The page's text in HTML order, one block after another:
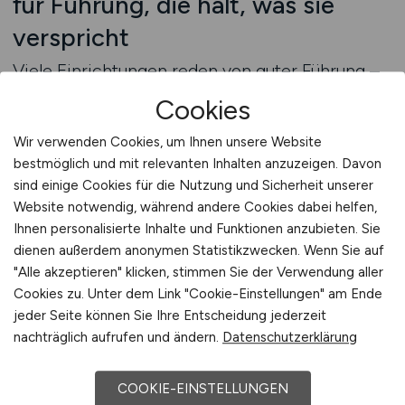
verspricht
Viele Einrichtungen reden von guter Führung –
aber handeln nicht danach. MEDIZIN.JOBS
zeigt dir, wo Führung zur Struktur gehört, nicht
zur Glückssache. Du findest Informationen über
Führungsinstrumente wie Zielvereinbarungen,
Entwicklungsgespräche, Konfliktmoderation,
Supervision und Entscheidungsbegleitung. Auch
Angaben zur Kommunikation zwischen Leitung
und Teams, zur Präsenz auf Station, zur
strukturellen Rückmeldung aus dem
Arbeitsalltag und zur Haltung gegenüber
Verantwortungskultur fließen in unsere
ein integrativer Bestandteil der Klinikstrategie –
Cookies
Wir verwenden Cookies, um Ihnen unsere Website
bestmöglich und mit relevanten Inhalten anzuzeigen. Davon
sind einige Cookies für die Nutzung und Sicherheit unserer
Website notwendig, während andere Cookies dabei helfen,
Ihnen personalisierte Inhalte und Funktionen anzubieten. Sie
dienen außerdem anonymen Statistikzwecken. Wenn Sie auf
"Alle akzeptieren" klicken, stimmen Sie der Verwendung aller
Cookies zu. Unter dem Link "Cookie-Einstellungen" am Ende
jeder Seite können Sie Ihre Entscheidung jederzeit
nachträglich aufrufen und ändern. Datenschutzerklärung
COOKIE-EINSTELLUNGEN